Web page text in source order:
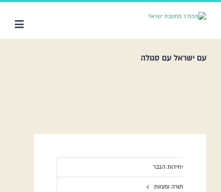
עם ישראל עם סגולה
יחידות הגבר
תורה ומצוות